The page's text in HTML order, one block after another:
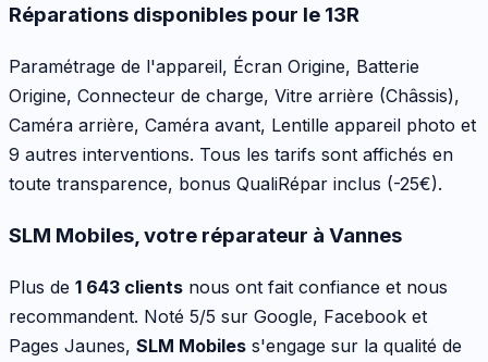
Réparations disponibles pour le 13R
Paramétrage de l'appareil, Écran Origine, Batterie
Origine, Connecteur de charge, Vitre arrière (Châssis),
Caméra arrière, Caméra avant, Lentille appareil photo et
9 autres interventions. Tous les tarifs sont affichés en
toute transparence, bonus QualiRépar inclus (-25€).
SLM Mobiles, votre réparateur à Vannes
Plus de 1 643 clients nous ont fait confiance et nous
recommandent. Noté 5/5 sur Google, Facebook et
Pages Jaunes, SLM Mobiles s'engage sur la qualité de